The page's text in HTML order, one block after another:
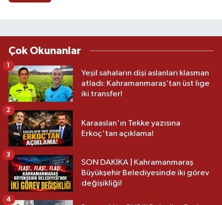
Çok Okunanlar
Yeşil sahaların dişi aslanları klasman
atladı: Kahramanmaraş’tan üst lige
iki transfer!
1
Karaaslan'ın Tekke yazısına
Erkoç'tan açıklama!
2
SON DAKİKA | Kahramanmaraş
Büyükşehir Belediyesinde iki görev
değişikliği!
3
4